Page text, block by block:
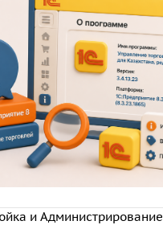
и Администрирование